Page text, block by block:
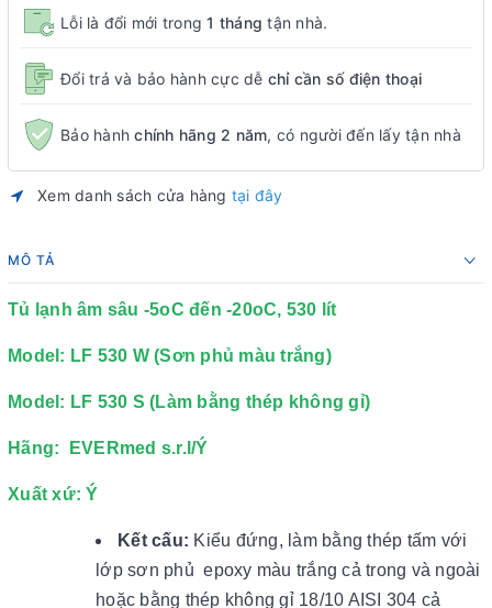
Lỗi là đổi mới trong1 tháng tận nhà.
Đổi trả và bảo hành cực dễ chỉ cần số điện thoại
Bảo hànhchính hãng 2 năm, có người đến lấy tận nhà
Xem danh sách cửa hàng tại đây
MÔ TẢ
Tủ lạnh âm sâu -5oC đến -20oC, 530 lít
Model: LF 530 W (Sơn phủ màu trắng)
Model: LF 530 S (Làm bằng thép không gỉ)
Hãng: EVERmed s.r.l/Ý
Xuất xứ: Ý
Kết cấu: Kiểu đứng, làm bằng thép tấm với
lớp sơn phủ epoxy màu trắng cả trong và ngoài
hoặc bằng thép không gỉ 18/10 AISI 304 cả